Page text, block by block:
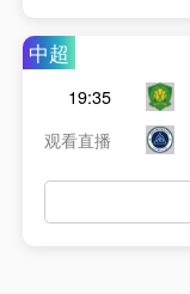
中超
19:35
观看直播